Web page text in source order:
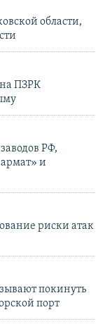
области,
ПЗРК
РФ,
и
риски атак
покинуть
порт